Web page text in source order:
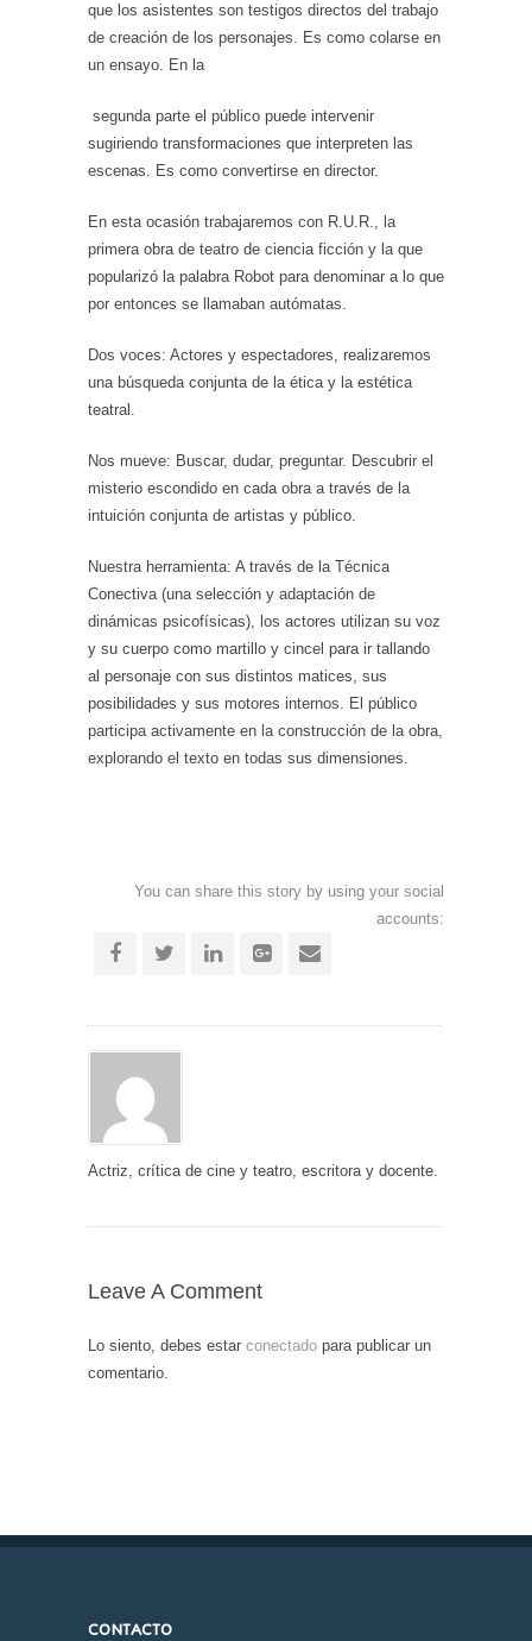
que los asistentes son testigos directos del trabajo
de creación de los personajes. Es como colarse en
un ensayo. En la
segunda parte el público puede intervenir
sugiriendo transformaciones que interpreten las
escenas. Es como convertirse en director.
En esta ocasión trabajaremos con R.U.R., la
primera obra de teatro de ciencia ficción y la que
popularizó la palabra Robot para denominar a lo que
por entonces se llamaban autómatas.
Dos voces: Actores y espectadores, realizaremos
una búsqueda conjunta de la ética y la estética
teatral.
Nos mueve: Buscar, dudar, preguntar. Descubrir el
misterio escondido en cada obra a través de la
intuición conjunta de artistas y público.
Nuestra herramienta: A través de la Técnica
Conectiva (una selección y adaptación de
dinámicas psicofísicas), los actores utilizan su voz
y su cuerpo como martillo y cincel para ir tallando
al personaje con sus distintos matices, sus
posibilidades y sus motores internos. El público
participa activamente en la construcción de la obra,
explorando el texto en todas sus dimensiones.
You can share this story by using your social
accounts:
Actriz, crítica de cine y teatro, escritora y docente.
Leave A Comment
Lo siento, debes estar conectado para publicar un
comentario.
CONTACTO